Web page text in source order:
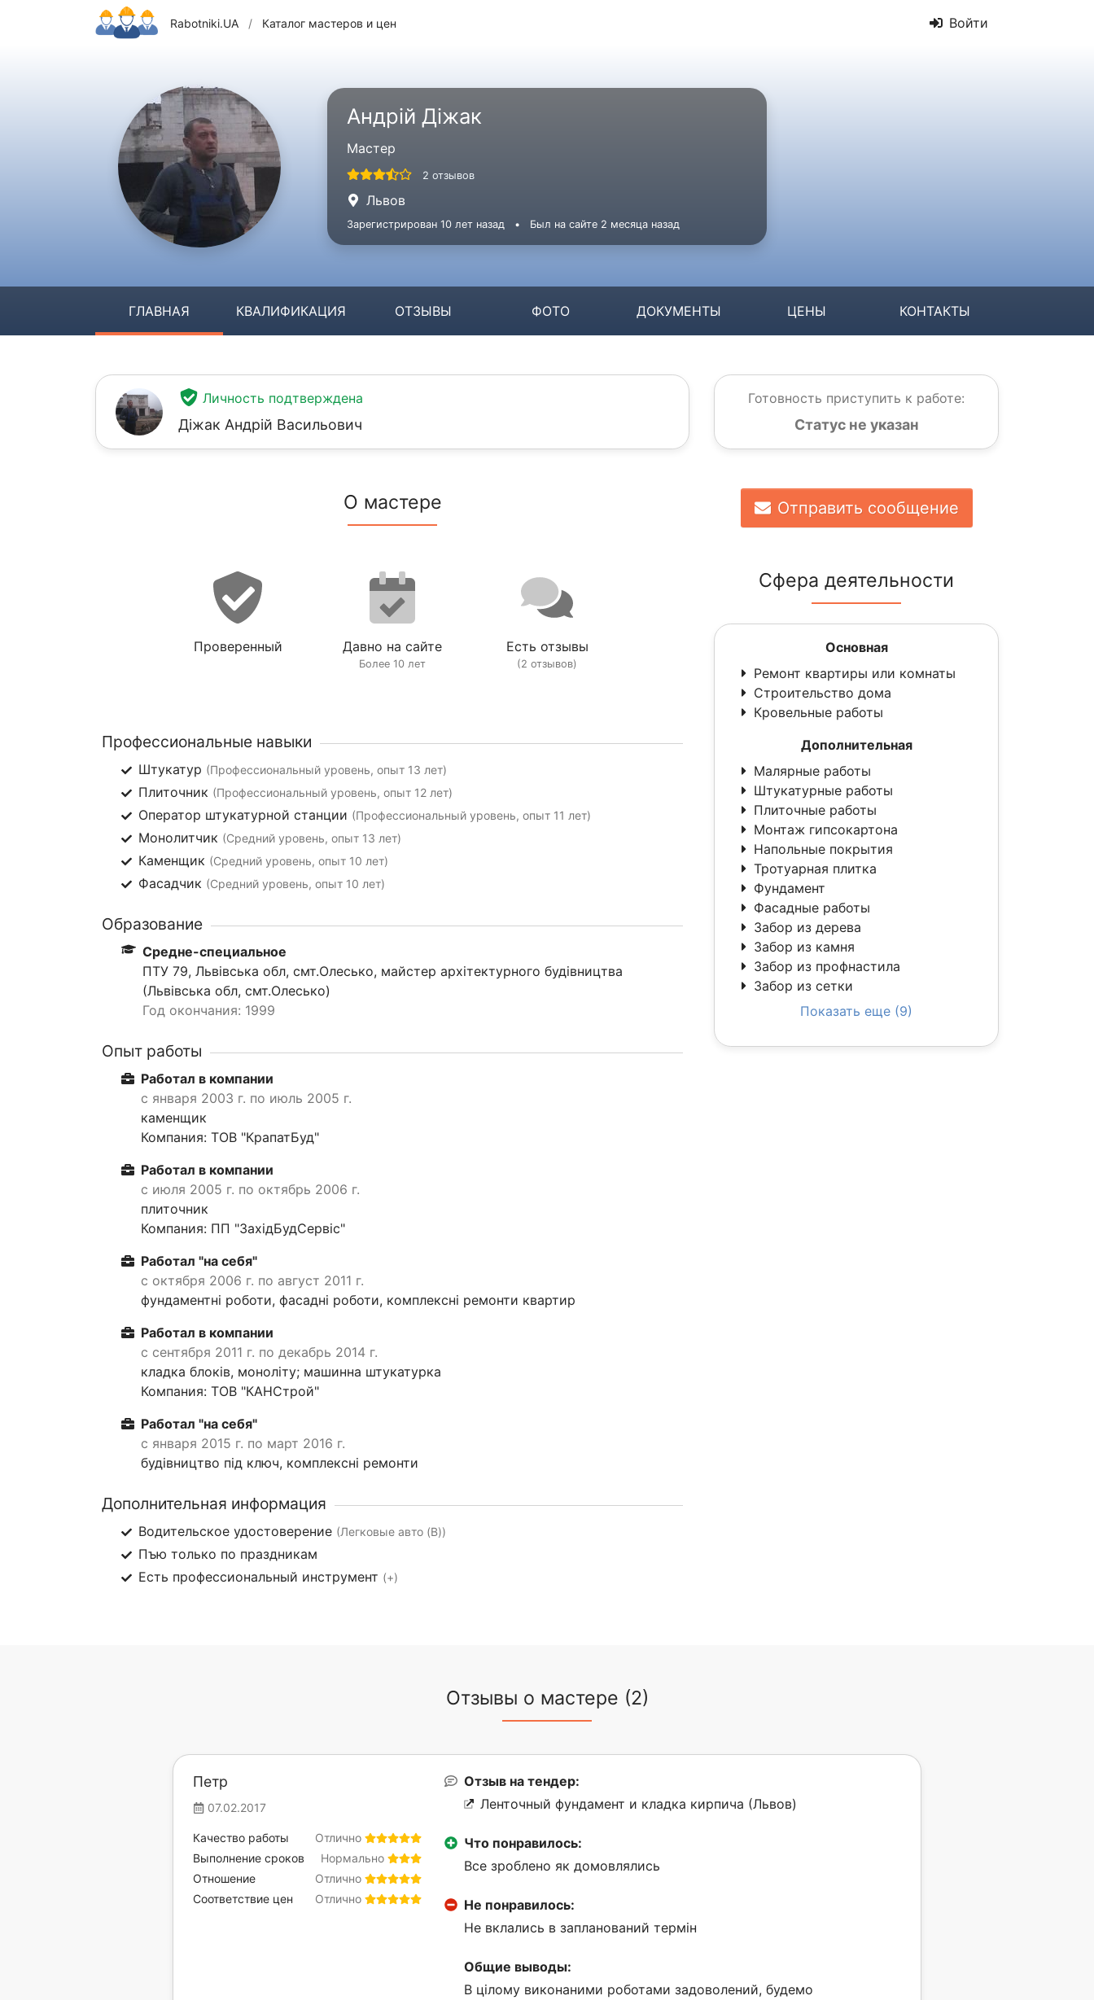
Rabotniki.UA / Каталог мастеров и цен Войти
Андрій Діжак
Мастер
2 отзывов
Львов
Зарегистрирован 10 лет назад • Был на сайте 2 месяца назад
ГЛАВНАЯ КВАЛИФИКАЦИЯ ОТЗЫВЫ ФОТО ДОКУМЕНТЫ ЦЕНЫ КОНТАКТЫ
Личность подтверждена
Діжак Андрій Васильович
О мастере
Проверенный Давно на сайте
Более 10 лет
Есть отзывы
(2 отзывов)
Профессиональные навыки
Штукатур (Профессиональный уровень, опыт 13 лет)
Плиточник (Профессиональный уровень, опыт 12 лет)
Оператор штукатурной станции (Профессиональный уровень, опыт 11 лет)
Монолитчик (Средний уровень, опыт 13 лет)
Каменщик (Средний уровень, опыт 10 лет)
Фасадчик (Средний уровень, опыт 10 лет)
Образование
Средне-специальное
ПТУ 79, Львівська обл, смт.Олесько, майстер архітектурного будівництва
(Львівська обл, смт.Олесько)
Год окончания: 1999
Опыт работы
Работал в компании
с января 2003 г. по июль 2005 г.
каменщик
Компания: ТОВ "КрапатБуд"
Работал в компании
с июля 2005 г. по октябрь 2006 г.
плиточник
Компания: ПП "ЗахідБудСервіс"
Работал "на себя"
с октября 2006 г. по август 2011 г.
фундаментні роботи, фасадні роботи, комплексні ремонти квартир
Работал в компании
с сентября 2011 г. по декабрь 2014 г.
кладка блоків, моноліту; машинна штукатурка
Компания: ТОВ "КАНСтрой"
Работал "на себя"
с января 2015 г. по март 2016 г.
будівництво під ключ, комплексні ремонти
Дополнительная информация
Водительское удостоверение (Легковые авто (B))
Пъю только по праздникам
Есть профессиональный инструмент (+)
Готовность приступить к работе:
Статус не указан
Отправить сообщение
Сфера деятельности
Основная
Ремонт квартиры или комнаты
Строительство дома
Кровельные работы
Дополнительная
Малярные работы
Штукатурные работы
Плиточные работы
Монтаж гипсокартона
Напольные покрытия
Тротуарная плитка
Фундамент
Фасадные работы
Забор из дерева
Забор из камня
Забор из профнастила
Забор из сетки
Показать еще (9)
Отзывы о мастере (2)
Петр
07.02.2017
Отлично
Качество работы
Нормально
Выполнение сроков
Отлично
Отношение
Отлично
Соответствие цен
Отзыв на тендер:
Ленточный фундамент и кладка кирпича (Львов)
Что понравилось:
Все зроблено як домовлялись
Не понравилось:
Не вклались в запланований термін
Общие выводы:
В цілому виконаними роботами задоволений, будемо